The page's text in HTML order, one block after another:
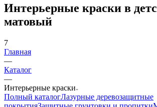
Интерьерные краски в
матовый
7
Главная
—
Каталог
—
Интерьерные краски
Полный каталогЛазурные деревозащитные